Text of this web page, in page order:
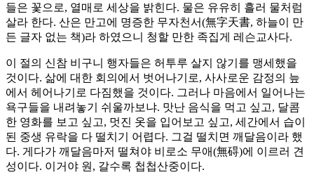
들은 꽃으로, 열매로 세상을 밝힌다. 물은 유유히 흘러 물처럼
살라 한다. 산은 만고에 명증한 무자천서(無字天書, 하늘이 만
든 글자 없는 책)라 하였으니 청할 만한 족집게 레슨교사다.
이 절의 신참 비구니 행자들은 허투루 살지 않기를 맹세했을
것이다. 삶에 대한 회의에서 벗어나기로, 사사로운 감정의 늪
에서 헤어나기로 다짐했을 것이다. 그러나 마음에서 일어나는
욕구들을 내려놓기 쉬울까보냐. 맛난 음식을 먹고 싶고, 달콤
한 영화를 보고 싶고, 멋진 옷을 입어보고 싶고, 세간에서 습이
된 중생 유락을 다 떨치기 어렵다. 그걸 떨치면 깨달음이라 했
다. 게다가 깨달음마저 떨쳐야 비로소 무애(無碍)에 이르러 견
성이다. 이거야 원, 갈수록 첩첩산중이다.